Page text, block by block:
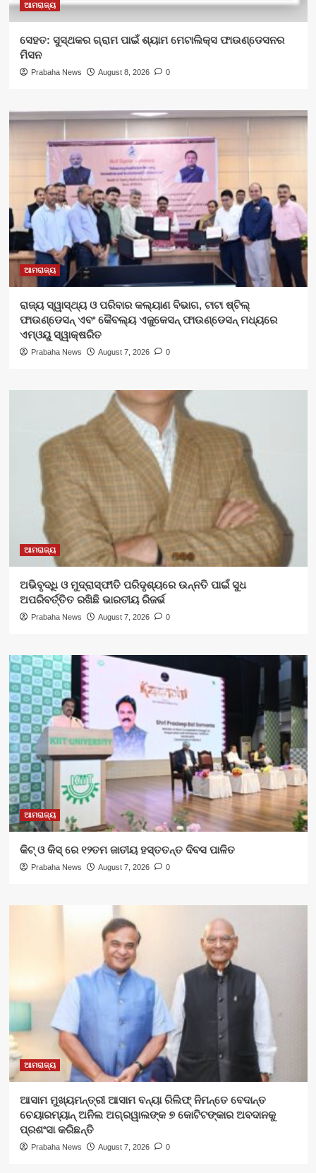
ଆମରାଜ୍ୟ
ସେହତ: ସୁସ୍ଥକର ଗ୍ରାମ ପାଇଁ ଶ୍ୟାମ ମେଟାଲିକ୍ସ ଫାଉଣ୍ଡେସନର
ମିସନ
Prabaha News August 8, 2026 0
ଆମରାଜ୍ୟ
ରାଜ୍ୟ ସ୍ୱାସ୍ଥ୍ୟ ଓ ପରିବାର କଲ୍ୟାଣ ବିଭାଗ, ଟାଟା ଷ୍ଟିଲ୍
ଫାଉଣ୍ଡେସନ୍ ଏବଂ କୈବଲ୍ୟ ଏଜୁକେସନ୍ ଫାଉଣ୍ଡେସନ୍ ମଧ୍ୟରେ
ଏମ୍‌ଓୟୁ ସ୍ୱାକ୍ଷରିତ
Prabaha News August 7, 2026 0
ଆମରାଜ୍ୟ
ଅଭିବୃଦ୍ଧି ଓ ମୁଦ୍ରାସ୍ଫୀତି ପରିଦୃଶ୍ୟରେ ଉନ୍ନତି ପାଇଁ ସୁଧ
ଅପରିବର୍ତ୍ତିତ ରଖିଛି ଭାରତୀୟ ରିଜର୍ଭ
Prabaha News August 7, 2026 0
ଆମରାଜ୍ୟ
କିଟ୍‍ ଓ କିସ୍‍ ରେ ୧୨ତମ ଜାତୀୟ ହସ୍ତତନ୍ତ ଦିବସ ପାଳିତ
Prabaha News August 7, 2026 0
ଆମରାଜ୍ୟ
ଆସାମ ମୁଖ୍ୟମନ୍ତ୍ରୀ ଆସାମ ବନ୍ୟା ରିଲିଫ୍ ନିମନ୍ତେ ବେଦାନ୍ତ
ଚେୟାରମ୍ୟାନ୍ ଅନିଲ ଅଗ୍ରୱାଲଙ୍କ ୭ କୋଟିଟଙ୍କାର ଅବଦାନକୁ
ପ୍ରଶଂସା କରିଛନ୍ତି
Prabaha News August 7, 2026 0